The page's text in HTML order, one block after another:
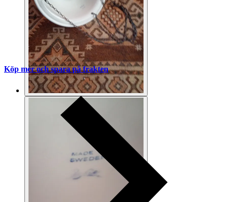
Köp mer och spara på frakten